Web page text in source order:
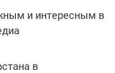
и интересным в
в